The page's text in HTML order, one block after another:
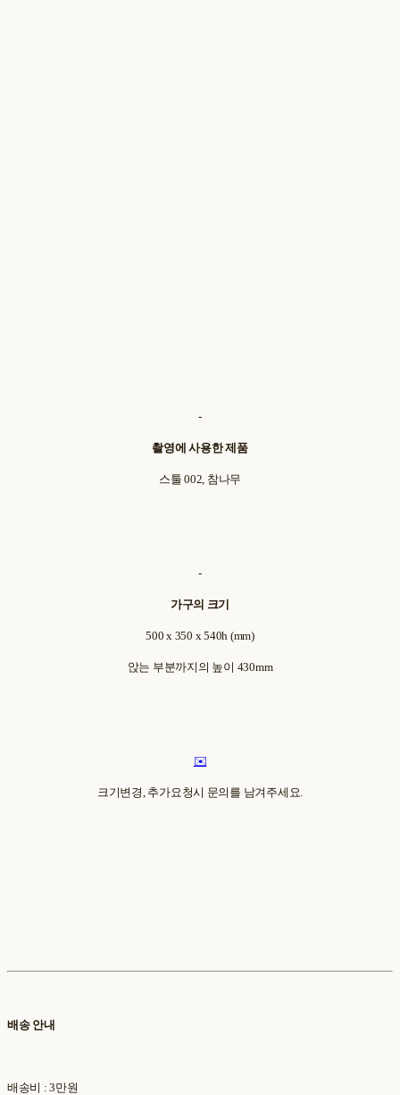
-
촬영에 사용한 제품
스툴 002, 참나무
-
가구의 크기
500 x 350 x 540h (mm)
앉는 부분까지의 높이 430mm
✉️
크기변경, 추가요청시 문의를 남겨주세요.
배송 안내
배송비 : 3만원